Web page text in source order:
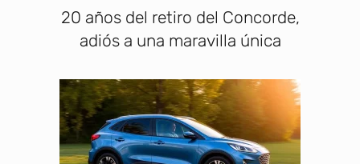
20 años del retiro del Concorde,
adiós a una maravilla única